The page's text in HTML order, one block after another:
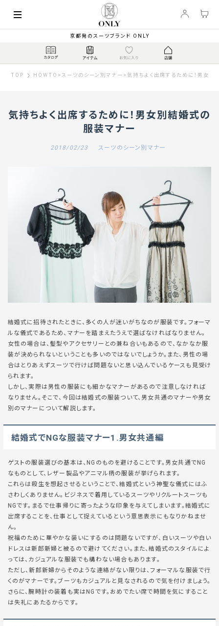
京都発のスーツブランド ONLY
TOP HOWTO >スーツのシーン別マナー > 気持ちよく出席するために！男女
気持ちよく出席するために！男女別結婚式の
服装マナー
2018/02/23 スーツのシーン別マナー
結婚式に招待されたときに、多くの人が迷いがちなのが服装です。フォーマ
ルな儀式であるため、マナーを踏まえたうえで選ばなければなりません。
女性の場合は、髪型やアクセサリーとの兼ね合いもあるので、なかなか服
装が決められないということも多いのではないでしょうか。また、男性の場
合はとりあえずスーツで行けば問題ないと思い込んでいるケースも見受け
られます。
しかし、実際は男性の服装にも細かなマナーがあるので注意しなければ
なりません。そこで、今回は結婚式の服装ついて、男女共通のマナーや男女
別のマナーについて解説します。
結婚式でNGな服装マナー1.男女共通編
ゲストの服装選びの基本は、NGのものを避けることです。男女共通でNG
なものとして、レザー製品やアニマル柄の服装が挙げられます。
これらは殺生を想起させるということで、結婚式という神聖な儀式にはふ
さわしくありません。ビジネスで着用しているスーツやリクルートスーツも
NGです。まるで仕事帰りに寄ったような印象を与えてしまいます。結婚式に
出席することを、仕事として捉えているという意思表示にもなりかねませ
ん。
祝福のために華やかな装いにするのは問題ないですが、白いスーツや白い
ドレスは新郎新婦と被るので避けてください。また、結婚式のスタイルによ
っては、カジュアルな服装でも構わない場合もあります。
ただし、新郎新婦からそのような連絡がない限りは、フォーマルな服装で行
くのがマナーです。ブーツもカジュアルと見なされるので気を付けましょう。
さらに、腕時計の装着も実はNGです。おめでたい席で時間を気にすること
は失礼にあたるからです。